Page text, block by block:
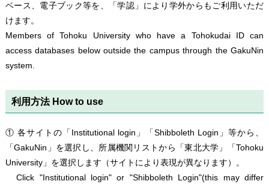
ベース、電子ブック等を、「学認」により学外からもご利用いただ
けます。
Members of Tohoku University who have a Tohokudai ID can
access databases below outside the campus through the GakuNin
system.
利用方法 How to use
① 各サイトの「Institutional login」「Shibboleth Login」等から、
「GakuNin」を選択し、所属機関リストから「東北大学」「Tohoku
University」を選択します（サイトにより表現が異なります）。
Click "Institutional login" or "Shibboleth Login"(this may differ